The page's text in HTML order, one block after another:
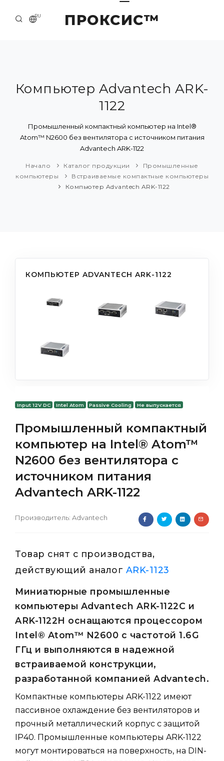
ПРОКСИС™
RU
О КОМПАНИИ
ПРИМЕРЫ И РЕШЕНИЯ
КАТАЛОГ ПРОДУКЦИИ
Компьютер Advantech ARK-
1122
Промышленный компактный компьютер на Intel®
Atom™ N2600 без вентилятора с источником питания
Advantech ARK-1122
Начало Каталог продукции
Промышленные
компьютеры
Встраиваемые компактные компьютеры
Компьютер Advantech ARK-1122
КОМПЬЮТЕР ADVANTECH ARK-1122
Input 12V DC Intel Atom Passive Cooling Не выпускается
Промышленный компактный
компьютер на Intel® Atom™
N2600 без вентилятора с
источником питания
Advantech ARK-1122
Производитель: Advantech
Товар снят с производства,
действующий аналог ARK-1123
Миниатюрные промышленные
компьютеры Advantech ARK-1122C и
ARK-1122H оснащаются процессором
Intel® Atom™ N2600 с частотой 1.6G
ГГц и выполняются в надежной
встраиваемой конструкции,
разработанной компанией Advantech.
Компактные компьютеры ARK-1122 имеют
пассивное охлаждение без вентиляторов и
прочный металлический корпус с защитой
IP40. Промышленные компьютеры ARK-1122
могут монтироваться на поверхность, на DIN-